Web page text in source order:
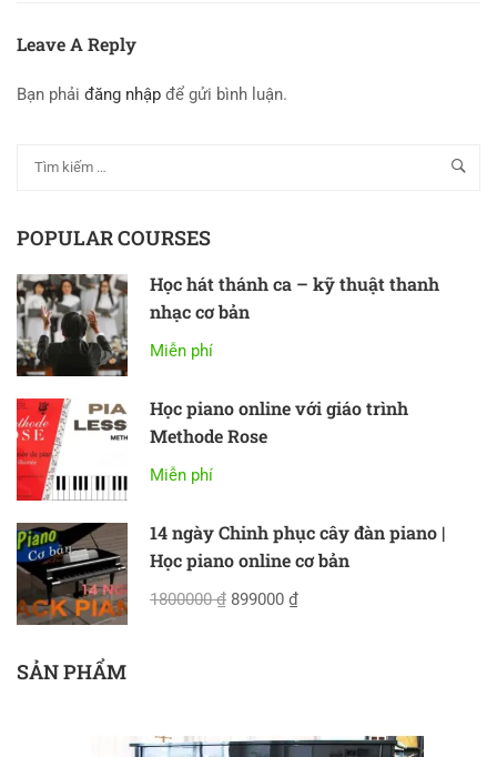
Leave A Reply
Bạn phải đăng nhập để gửi bình luận.
POPULAR COURSES
Học hát thánh ca – kỹ thuật thanh
nhạc cơ bản
Miễn phí
Học piano online với giáo trình
Methode Rose
Miễn phí
14 ngày Chinh phục cây đàn piano |
Học piano online cơ bản
1800000 ₫ 899000 ₫
SẢN PHẨM